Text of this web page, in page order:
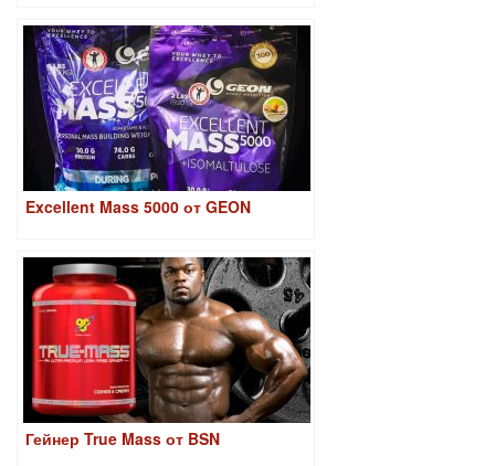
Excellent Mass 5000 от GEON
Гейнер True Mass от BSN